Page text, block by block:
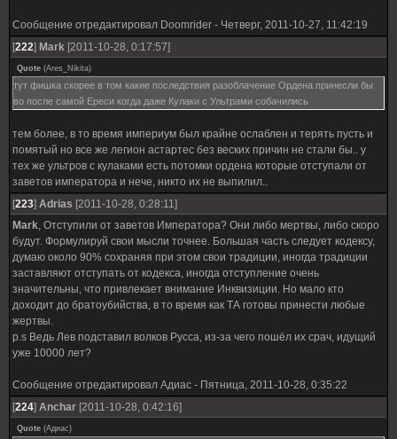
Сообщение отредактировал Doomrider - Четверг, 2011-10-27, 11:42:19
[222] Mark [2011-10-28, 0:17:57]
Quote (Ares_Nikita)
тут фишка скорее в том какие последствия разоблачение Ордена принесли бы
во после самой Ереси когда даже Кулаки с Ультрами собачились
тем более, в то время империум был крайне ослаблен и терять пусть и
помятый но все же легион астартес без веских причин не стали бы.. у
тех же ультров с кулаками есть потомки ордена которые отступали от
заветов императора и нече, никто их не выпилил..
[223] Adrias [2011-10-28, 0:28:11]
Mark, Отступили от заветов Императора? Они либо мертвы, либо скоро
будут. Формулируй свои мысли точнее. Большая часть следует кодексу,
думаю около 90% сохраняя при этом свои традиции, иногда традиции
заставляют отступать от кодекса, иногда отступление очень
значительны, что привлекает внимание Инквизиции. Но мало кто
доходит до братоубийства, в то время как ТА готовы принести любые
жертвы.
p.s Ведь Лев подставил волков Русса, из-за чего пошёл их срач, идущий
уже 10000 лет?
Сообщение отредактировал Адиас - Пятница, 2011-10-28, 0:35:22
[224] Anchar [2011-10-28, 0:42:16]
Quote (Адиас)